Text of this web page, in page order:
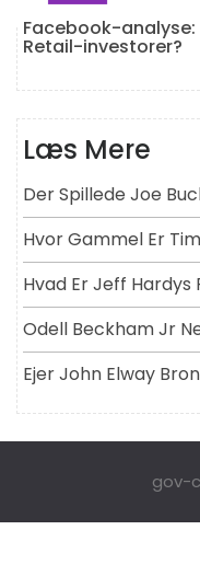
Facebook-analyse:
Retail-investorer?
Læs Mere
Der Spillede Joe
Hvor Gammel Er
Hvad Er Jeff Hardys
Odell Beckham Jr
Ejer John Elway
gov-